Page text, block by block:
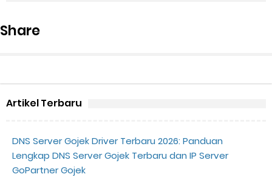
Share
Artikel Terbaru
DNS Server Gojek Driver Terbaru 2026: Panduan
Lengkap DNS Server Gojek Terbaru dan IP Server
GoPartner Gojek